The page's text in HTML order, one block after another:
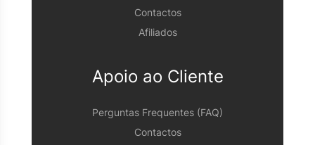
Contactos
Afiliados
Apoio ao Cliente
Perguntas Frequentes (FAQ)
Contactos